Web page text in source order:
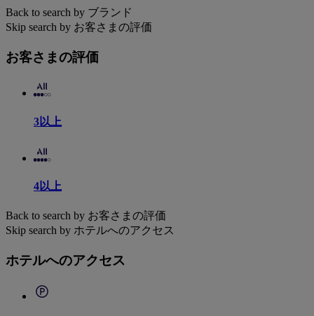
Back to search by ブランド
Skip search by お客さまの評価
お客さまの評価
3以上
4以上
Back to search by お客さまの評価
Skip search by ホテルへのアクセス
ホテルへのアクセス